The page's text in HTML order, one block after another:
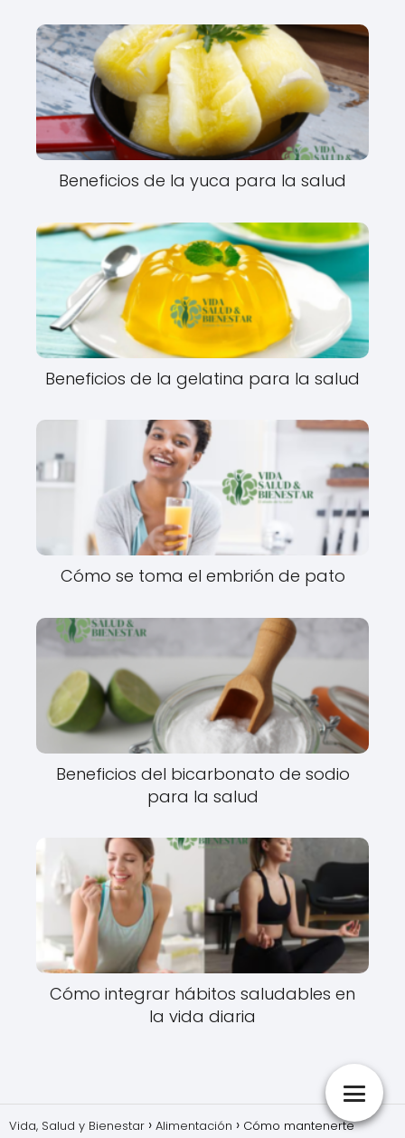
Beneficios de la yuca para la salud
Beneficios de la gelatina para la salud
Cómo se toma el embrión de pato
Beneficios del bicarbonato de sodio
para la salud
Cómo integrar hábitos saludables en
la vida diaria
Vida, Salud y Bienestar Alimentación Cómo mantenerte